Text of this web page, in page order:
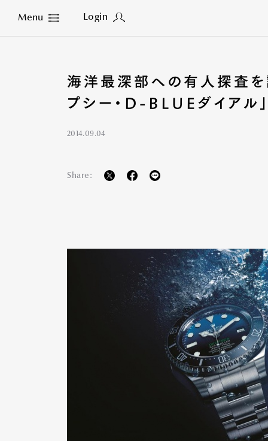
Menu Login
Close
海洋最深部への有人探査を
プシー・D-BLUEダイアル
2014.09.04
Share: